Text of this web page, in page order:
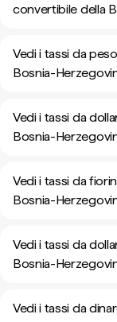
convertibile della
Vedi i tassi da
Bosnia-
Vedi i tassi da
Bosnia-
Vedi i tassi da
Bosnia-
Vedi i tassi da
Bosnia-
Vedi i tassi da